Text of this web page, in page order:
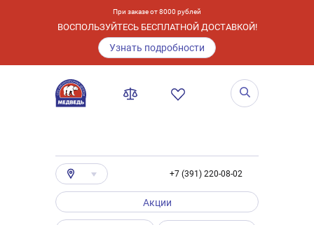
При заказе от 8000 рублей
ВОСПОЛЬЗУЙТЕСЬ БЕСПЛАТНОЙ ДОСТАВКОЙ!
Узнать подробности
+7 (391) 220-08-02
Акции